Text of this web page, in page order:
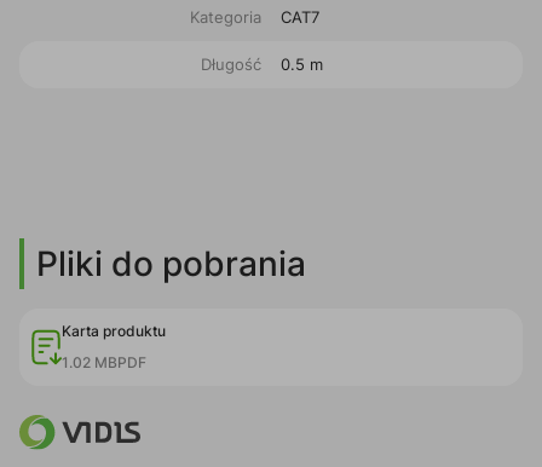
Kategoria CAT7
Długość 0.5 m
Pliki do pobrania
Karta produktu
1.02 MBPDF